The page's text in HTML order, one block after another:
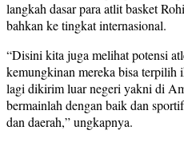
langkah dasar para atlit basket
bahkan ke tingkat internasional.
“Disini kita juga melihat potensi
kemungkinan mereka bisa terpilih
lagi dikirim luar negeri yakni di
bermainlah dengan baik dan
dan daerah,” ungkapnya.